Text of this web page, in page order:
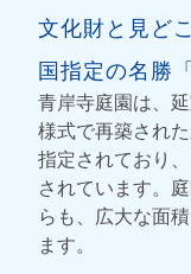
文化財と見ど
国指定の名勝
青岸寺庭園は、
様式で再築され
指定されており
されています。
らも、広大な面
ます。